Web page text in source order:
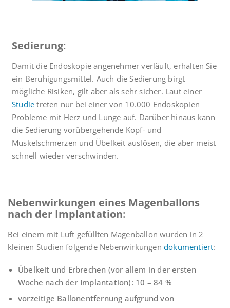
Sedierung:
Damit die Endoskopie angenehmer verläuft, erhalten Sie
ein Beruhigungsmittel. Auch die Sedierung birgt
mögliche Risiken, gilt aber als sehr sicher. Laut einer
Studie treten nur bei einer von 10.000 Endoskopien
Probleme mit Herz und Lunge auf. Darüber hinaus kann
die Sedierung vorübergehende Kopf- und
Muskelschmerzen und Übelkeit auslösen, die aber meist
schnell wieder verschwinden.
Nebenwirkungen eines Magenballons
nach der Implantation:
Bei einem mit Luft gefüllten Magenballon wurden in 2
kleinen Studien folgende Nebenwirkungen dokumentiert:
Übelkeit und Erbrechen (vor allem in der ersten
Woche nach der Implantation): 10 – 84 %
vorzeitige Ballonentfernung aufgrund von